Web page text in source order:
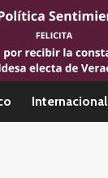
Internacional